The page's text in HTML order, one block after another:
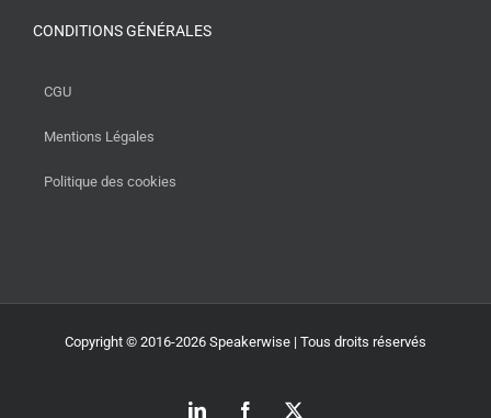
CONDITIONS GÉNÉRALES
CGU
Mentions Légales
Politique des cookies
Copyright © 2016-2026 Speakerwise | Tous droits réservés